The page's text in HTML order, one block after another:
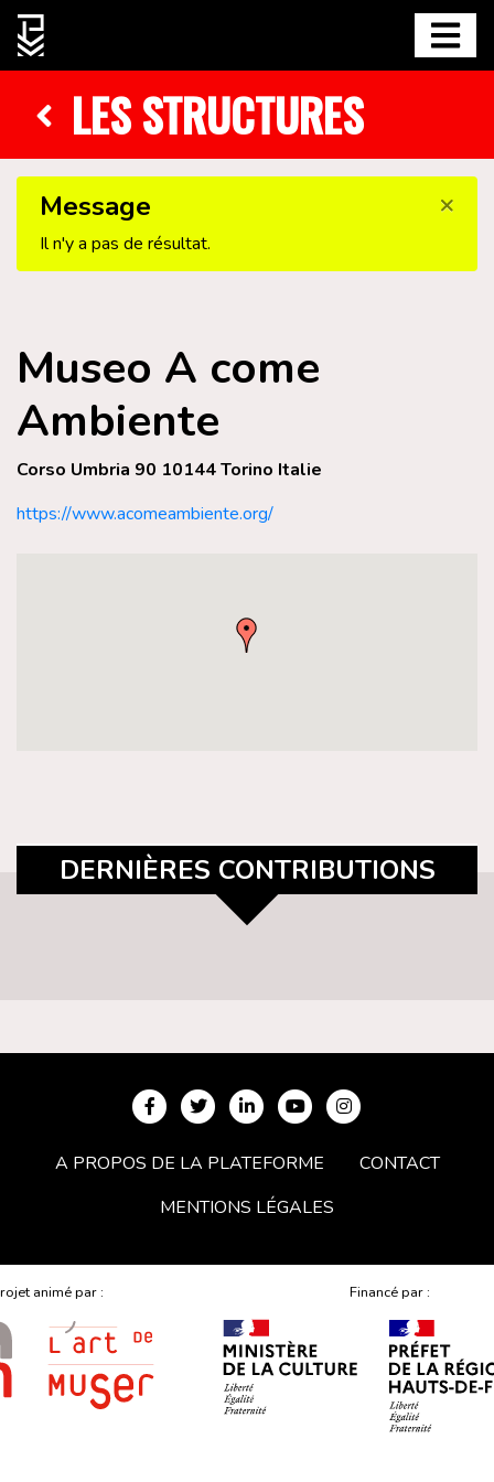
LES STRUCTURES
×
Message
Il n'y a pas de résultat.
Museo A come
Ambiente
Corso Umbria 90 10144 Torino Italie
https://www.acomeambiente.org/
DERNIÈRES CONTRIBUTIONS
A PROPOS DE LA PLATEFORME
CONTACT
MENTIONS LÉGALES
animé par : Financé par :